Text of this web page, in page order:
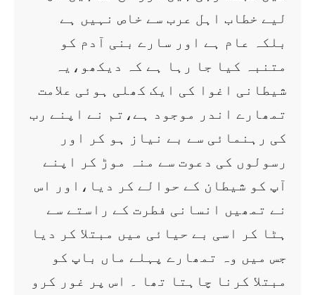
لیے خطاب اہل عرب سے خاص نہیں ہے
بلکہ عام ہے اور سارے بنی آدم کو
متنبہ کیا جا رہا ہے کہ دیکھو،یہ
شیطانی اغوا کی ایک کھلی ہوئی علامت
تمھارے اندر موجود ہے،تم نے اپنے رب
کی رہنمائی سے بے نیاز ہو کر اور
رسولوں کی دعوت سے منہ موڑ کر اپنے
آپ کو شیطان کے حوالے کر دیا،اور اس
نے تمھیں انسانی فطرت کے راستے سے
ہٹا کر اسی بے حیائی میں مبتلا کر دیا
جس میں وہ تمھارے پہلے ماں باپ کو
مبتلا کرنا چاہتا تھا ۔ اس پر غور کرو